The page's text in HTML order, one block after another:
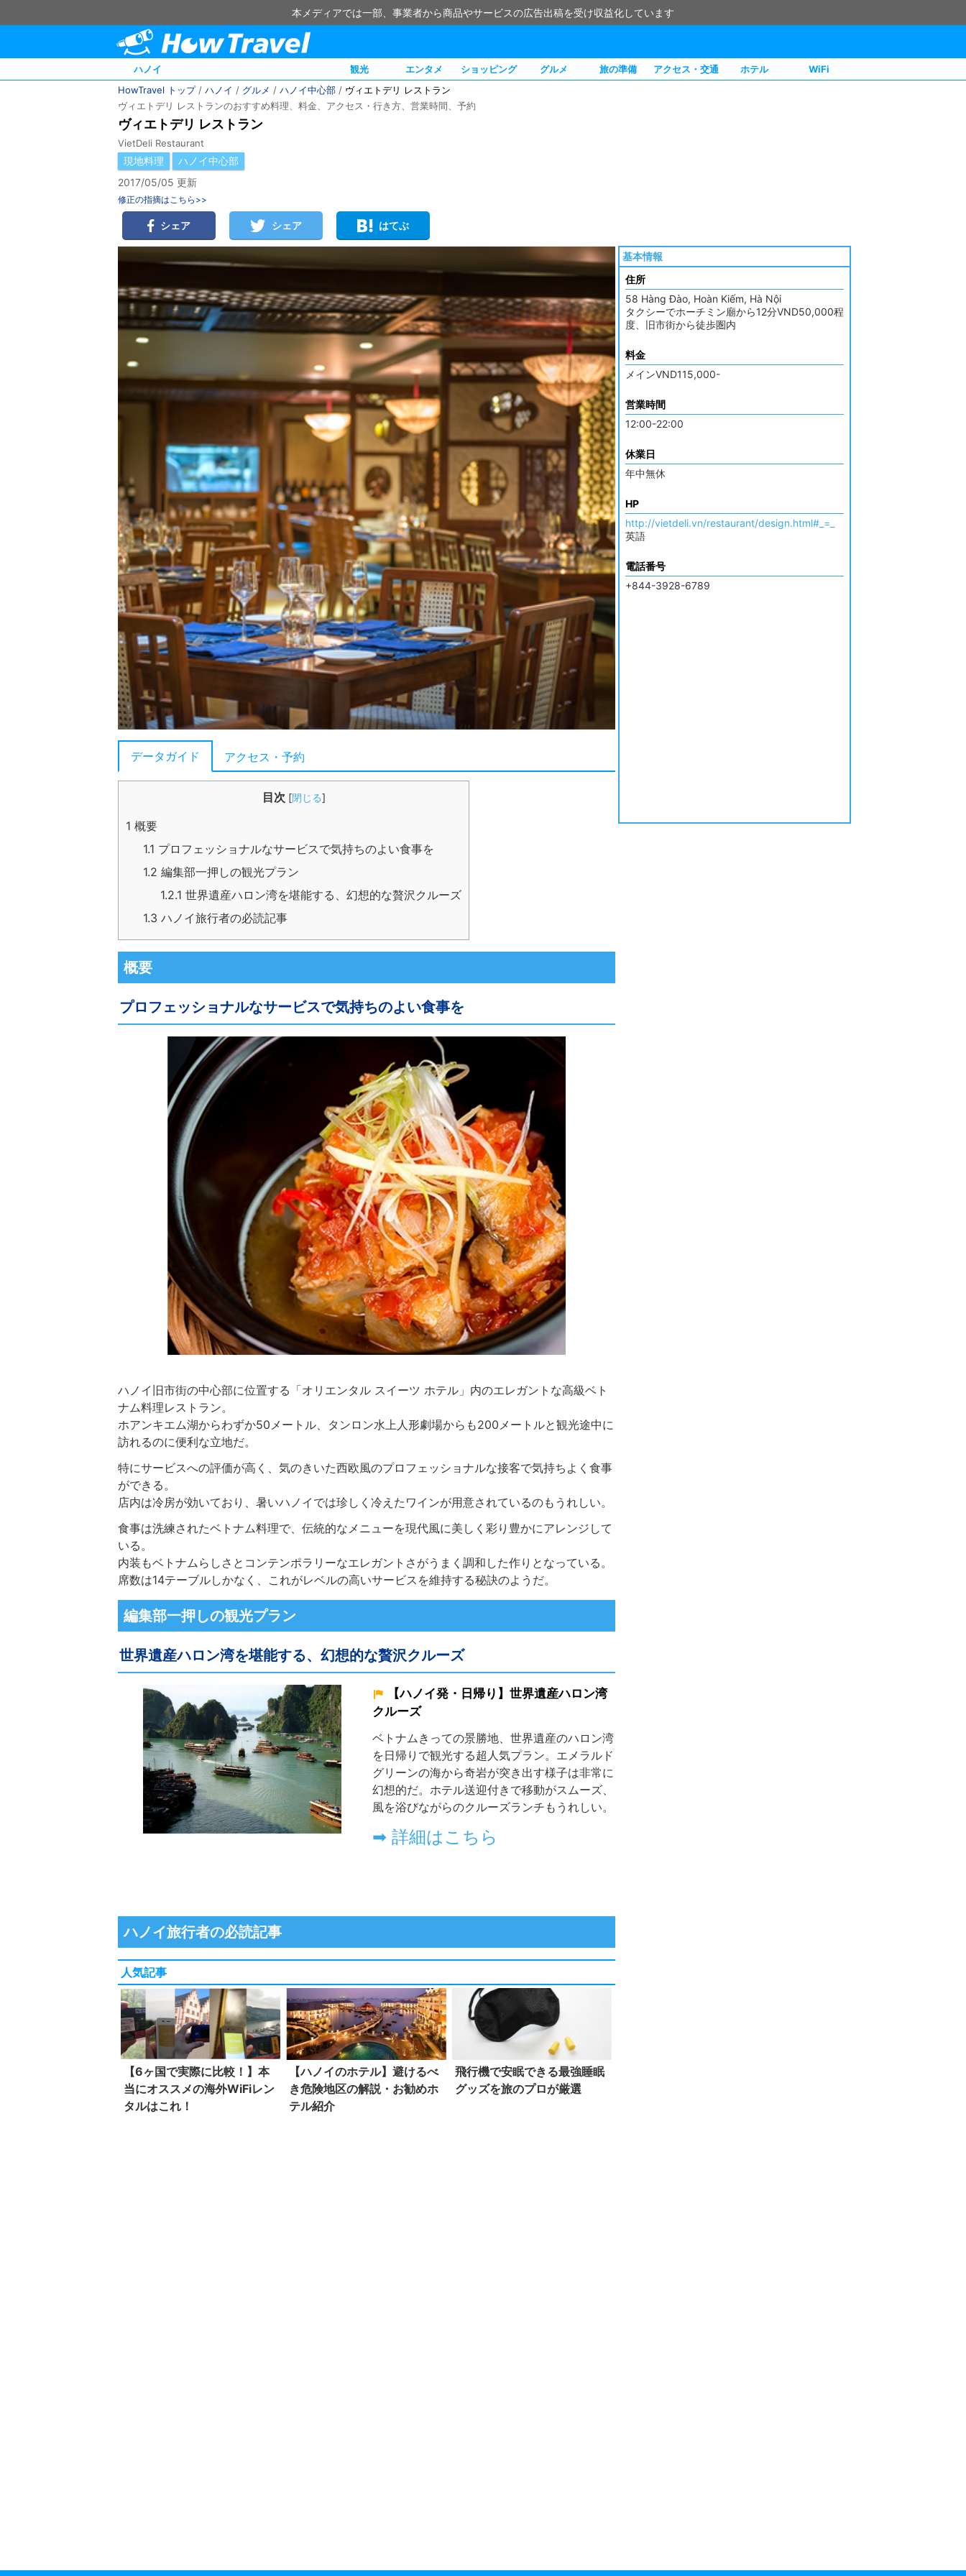
本メディアでは一部、事業者から商品やサービスの広告出稿を受け収益化しています
ハノイ 観光 エンタメ ショッピング グルメ 旅の準備 アクセス・交通 ホテル
WiFi
HowTravel トップ/ ハノイ / グルメ / ハノイ中心部 / ヴィエトデリ レストラン
ヴィエトデリ レストランのおすすめ料理、料金、アクセス・行き方、営業時間、予約
ヴィエトデリ レストラン
VietDeli Restaurant
現地料理
ハノイ中心部
2017/05/05 更新
修正の指摘はこちら>>
シェア シェア はてぶ
基本情報
住所
58 Hàng Đào, Hoàn Kiếm, Hà Nội
タクシーでホーチミン廟から12分VND50,000程
度、旧市街から徒歩圏内
料金
メインVND115,000-
営業時間
12:00-22:00
休業日
年中無休
HP
http://vietdeli.vn/restaurant/design.html#_=_
英語
電話番号
+844-3928-6789
データガイド アクセス・予約
目次 [閉じる]
1 概要
1.1 プロフェッショナルなサービスで気持ちのよい食事を
1.2 編集部一押しの観光プラン
1.2.1 世界遺産ハロン湾を堪能する、幻想的な贅沢クルーズ
1.3 ハノイ旅行者の必読記事
概要
プロフェッショナルなサービスで気持ちのよい食事を
ハノイ旧市街の中心部に位置する「オリエンタル スイーツ ホテル」内のエレガントな高級ベト
ナム料理レストラン。
ホアンキエム湖からわずか50メートル、タンロン水上人形劇場からも200メートルと観光途中に
訪れるのに便利な立地だ。
特にサービスへの評価が高く、気のきいた西欧風のプロフェッショナルな接客で気持ちよく食事
ができる。
店内は冷房が効いており、暑いハノイでは珍しく冷えたワインが用意されているのもうれしい。
食事は洗練されたベトナム料理で、伝統的なメニューを現代風に美しく彩り豊かにアレンジして
いる。
内装もベトナムらしさとコンテンポラリーなエレガントさがうまく調和した作りとなっている。
席数は14テーブルしかなく、これがレベルの高いサービスを維持する秘訣のようだ。
編集部一押しの観光プラン
世界遺産ハロン湾を堪能する、幻想的な贅沢クルーズ
ハノイ旅行者の必読記事
人気記事
【6ヶ国で実際に比較！】本
当にオススメの海外WiFiレン
タルはこれ！
【ハノイのホテル】避けるべ
き危険地区の解説・お勧めホ
テル紹介
飛行機で安眠できる最強睡眠
グッズを旅のプロが厳選